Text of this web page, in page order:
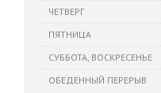
ЧЕТВЕРГ
ПЯТНИЦА
СУББОТА, ВОСКРЕСЕНЬЕ
ОБЕДЕННЫЙ ПЕРЕРЫВ